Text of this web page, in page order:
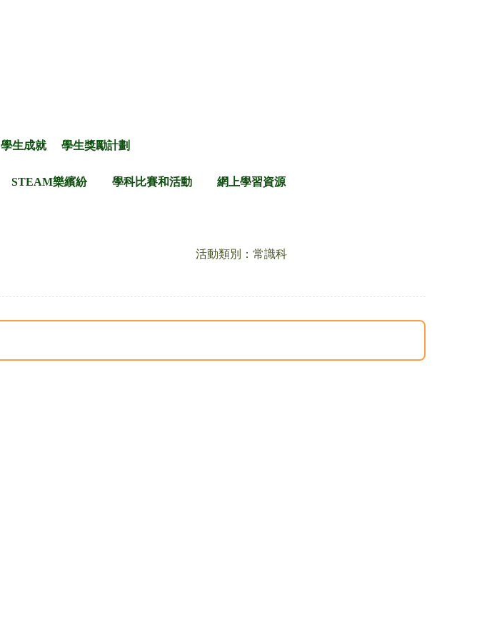
學生成就 學生獎勵計劃
STEAM樂繽紛 學科比賽和活動 網上學習資源
活動類別：常識科